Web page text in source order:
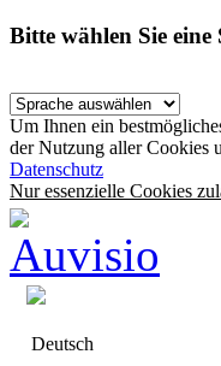
Bitte wählen Sie
Um Ihnen ein
der Nutzung aller Cookies
Datenschutz
Nur essenzielle Cookies
Deutsch